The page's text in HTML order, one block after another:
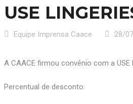
USE
Equipe Imprensa Caace 28/
A CAACE firmou convênio com a
Percentual de desconto: